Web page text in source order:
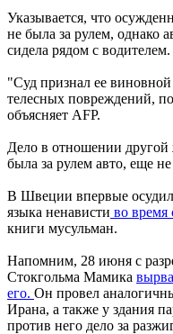
Указывается, что
не была за рулем, однако
сидела рядом с водителем.
"Суд признал ее
телесных повреждений,
объясняет AFP.
Дело в отношении
была за рулем авто, еще
В Швеции впервые
языка ненависти во время
книги мусульман.
Напомним, 28 июня с
Стокгольма Мамика
его. Он провел
Ирана, а также у здания
против него дело за